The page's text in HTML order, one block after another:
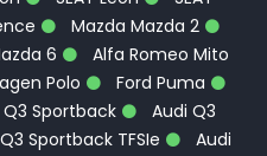
Mazda Mazda 2
6
Alfa Romeo Mito
Polo
Ford Puma
Q3 Sportback
Audi Q3
Sportback TFSIe
Audi